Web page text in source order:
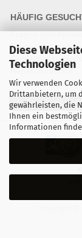
Diese
Technologien
Wir verwenden
Drittanbietern, um
gewährleisten, die
Ihnen ein
Informationen
HÄUFIG
Fragen und
Fragen &
Reparaturablauf
Vertrag